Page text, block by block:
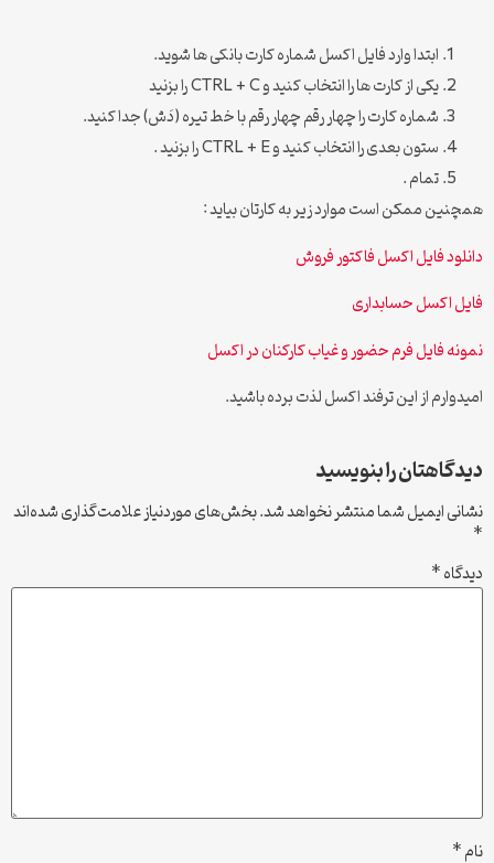
ابتدا وارد فایل اکسل شماره کارت بانکی ها شوید.
یکی از کارت ها را انتخاب کنید و CTRL + C را بزنید
شماره کارت را چهار رقم چهار رقم با خط تیره (دَش) جدا کنید.
ستون بعدی را انتخاب کنید و CTRL + E را بزنید .
تمام .
همچنین ممکن است موارد زیر به کارتان بیاید :
دانلود فایل اکسل فاکتور فروش
فایل اکسل حسابداری
نمونه فایل فرم حضور و غیاب کارکنان در اکسل
امیدوارم از این ترفند اکسل لذت برده باشید.
دیدگاهتان را بنویسید
نشانی ایمیل شما منتشر نخواهد شد.بخش‌های موردنیاز علامت‌گذاری شده‌اند
*
دیدگاه*
نام*